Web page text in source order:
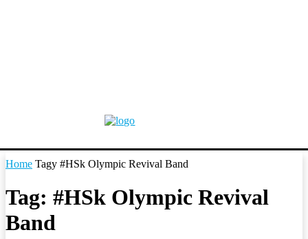
Home Tagy #HSk Olympic Revival Band
Tag: #HSk Olympic Revival
Band